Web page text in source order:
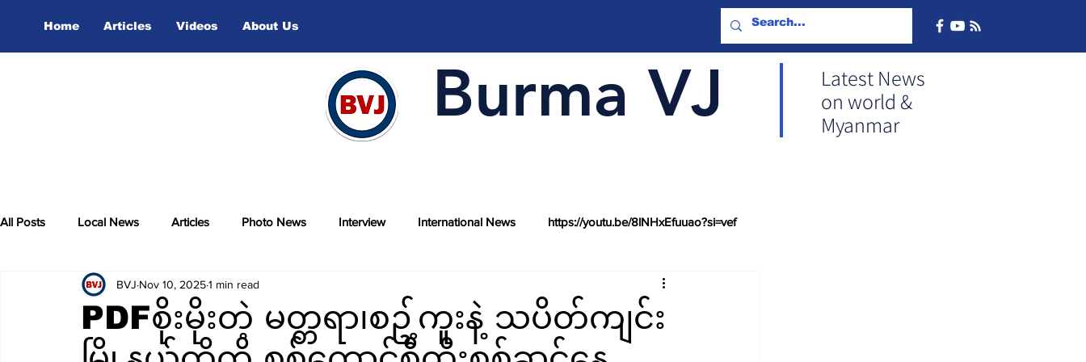
Home Articles Videos About Us
Burma VJ
Latest News
on world &
Myanmar
All Posts Local News Articles Photo News Interview International News https://youtu.be/8lNHxEfuuao?si=vef
Video
PDFစိုးမိုးတဲ့ မတ္တရာ၊စဥ့်ကူးနဲ့ သပိတ်ကျင်း
BVJ Nov 10, 20251 min read